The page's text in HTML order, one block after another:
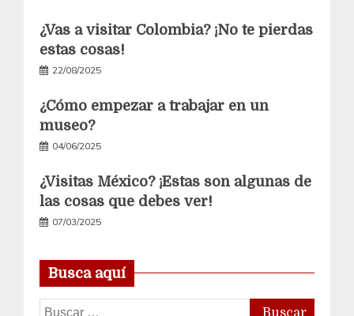
¿Vas a visitar Colombia? ¡No te pierdas
estas cosas!
22/08/2025
¿Cómo empezar a trabajar en un
museo?
04/06/2025
¿Visitas México? ¡Estas son algunas de
las cosas que debes ver!
07/03/2025
Busca aquí
Buscar: